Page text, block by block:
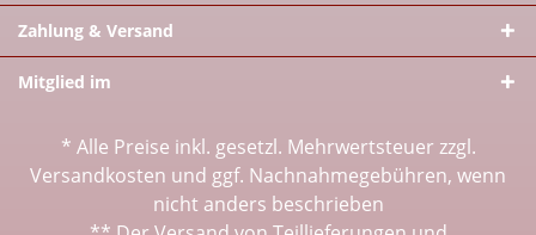
Zahlung & Versand
Mitglied im
* Alle Preise inkl. gesetzl. Mehrwertsteuer zzgl.
Versandkosten und ggf. Nachnahmegebühren, wenn
nicht anders beschrieben